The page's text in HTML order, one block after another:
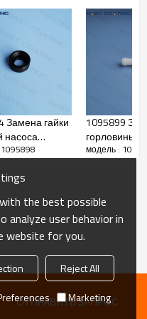
Замена гайки
насоса
для
1095899
горловины
порошка
модель :
ОТПРАВИТЬ ЗАПРОС
the best possible
analyze user behavior in
website for you.
Reject All
Marketing